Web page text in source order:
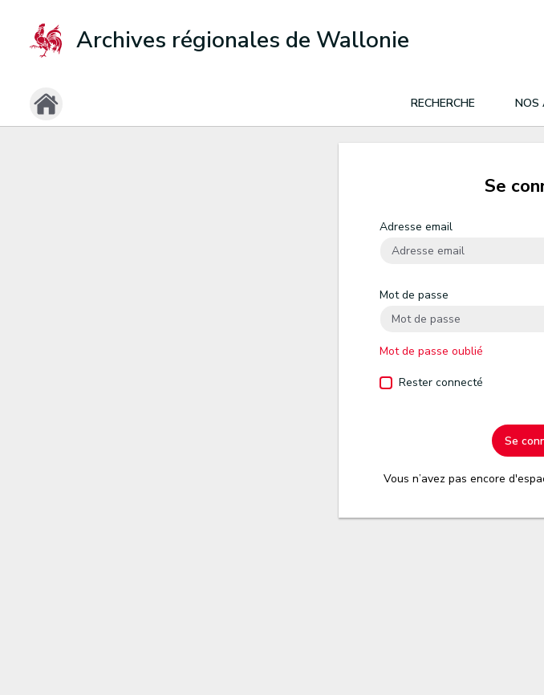
Archives régionales de Wallonie
RECHERCHE NOS
Se
Adresse email
Mot de passe
Mot de passe oublié
Rester connecté
Se
Vous n’avez pas encore